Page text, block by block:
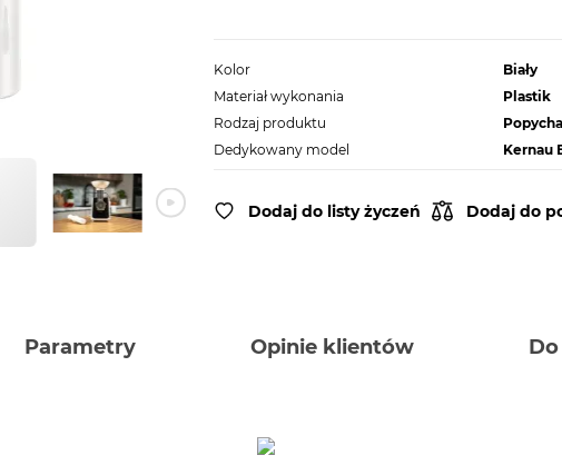
Kolor
Biały
Materiał wykonania
Plastik
Rodzaj produktu
Dedykowany model
Kernau
Dodaj do listy życzeń Dodaj do
Parametry Opinie klientów